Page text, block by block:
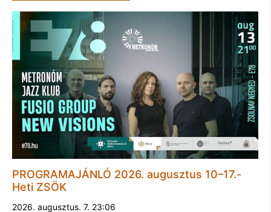
PROGRAMAJÁNLÓ 2026. augusztus 10–17.-
Heti ZSÖK
2026. augusztus. 7. 23:06